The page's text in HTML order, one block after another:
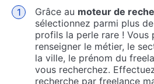
Grâce au moteur de
sélectionnez parmi plus
profils la perle rare ! Vous
renseigner le métier, le
la ville, le prénom du
vous recherchez.
recherche par freelance